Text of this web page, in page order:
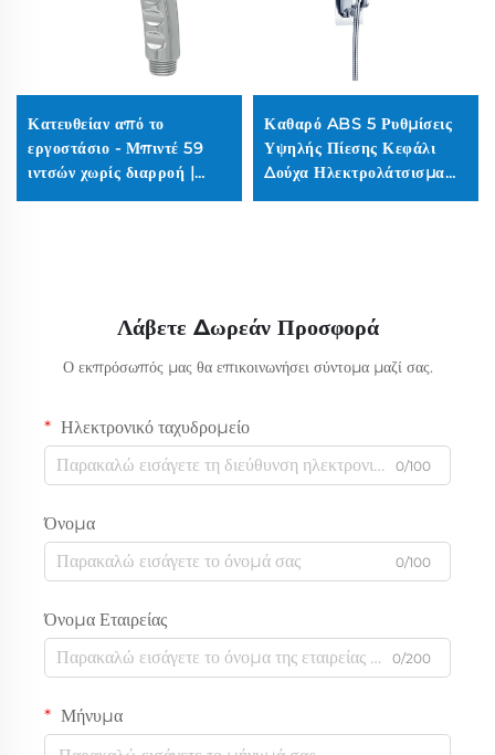
Κατευθείαν από το
εργοστάσιο - Μπιντέ 59
ιντσών χωρίς διαρροή |
Πιεστικό ντουζάκι 100PSI
Καθαρό ABS 5 Ρυθμίσεις
Υψηλής Πίεσης Κεφάλι
Δούχα Ηλεκτρολάτσισμα
Υπερβολικά Παχύ Διαρκές
Λάβετε Δωρεάν Προσφορά
Ο εκπρόσωπός μας θα επικοινωνήσει σύντομα μαζί σας.
Ηλεκτρονικό ταχυδρομείο
0/100
Όνομα
0/100
Όνομα Εταιρείας
0/200
Μήνυμα